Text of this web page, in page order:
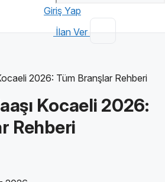
Giriş Yap
İlan Ver
2026: Tüm Branşlar Rehberi
Kocaeli 2026:
Rehberi